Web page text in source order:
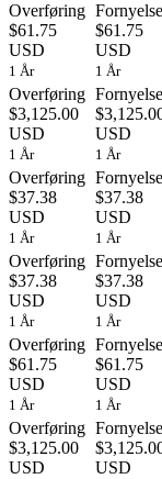
Overføring
$61.75
USD
1 År
Fornyelse
$61.75
USD
1 År
Overføring
$3,125.00
USD
1 År
Fornyelse
USD
1 År
Overføring
$37.38
USD
1 År
Fornyelse
$37.38
USD
1 År
Overføring
$37.38
USD
1 År
Fornyelse
$37.38
USD
1 År
Overføring
$61.75
USD
1 År
Fornyelse
$61.75
USD
1 År
Overføring
$3,125.00
USD
Fornyelse
USD